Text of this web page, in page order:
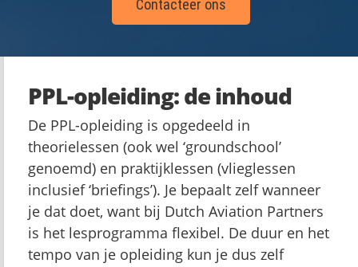
Contacteer ons
PPL-opleiding: de inhoud
De PPL-opleiding is opgedeeld in
theorielessen (ook wel ‘groundschool’
genoemd) en praktijklessen (vlieglessen
inclusief ‘briefings’). Je bepaalt zelf wanneer
je dat doet, want bij Dutch Aviation Partners
is het lesprogramma flexibel. De duur en het
tempo van je opleiding kun je dus zelf